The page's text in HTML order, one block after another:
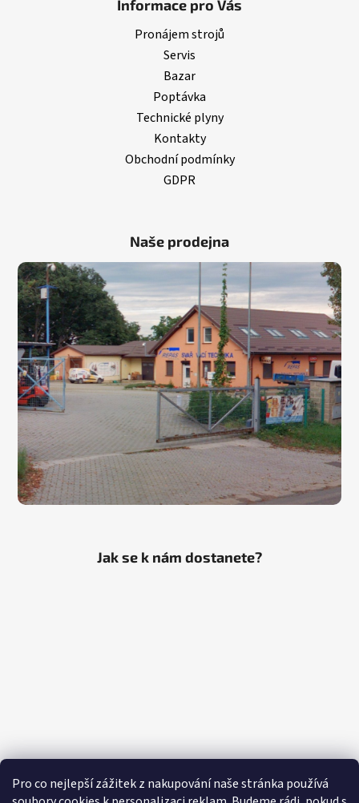
Pro co nejlepší zážitek z nakupování naše stránka používá
Informace pro Vás
Pronájem strojů
Servis
Bazar
Poptávka
Technické plyny
Kontakty
Obchodní podmínky
GDPR
Naše prodejna
Jak se k nám dostanete?